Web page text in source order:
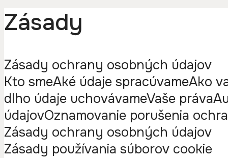
Zásady
Zásady ochrany osobných údajov
Kto smeAké údaje spracúvameAko
dlho údaje uchovávameVaše práva
údajovOznamovanie porušenia
Zásady ochrany osobných údajov
Zásady používania súborov cookie